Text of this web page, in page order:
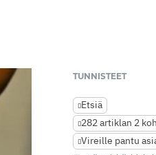
TUNNISTEET
Etsiä
282 artiklan 2
Vireille pantu